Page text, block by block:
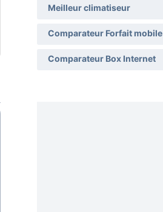
Meilleur climatiseur
Comparateur Forfait mobile
Comparateur Box Internet